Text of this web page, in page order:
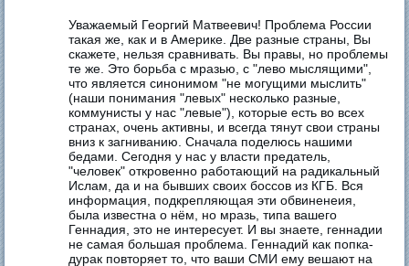
Уважаемый Георгий Матвеевич! Проблема России
такая же, как и в Америке. Две разные страны, Вы
скажете, нельзя сравнивать. Вы правы, но проблемы
те же. Это борьба с мразью, с "лево мыслящими",
что является синонимом "не могущими мыслить"
(наши понимания "левых" несколько разные,
коммунисты у нас "левые"), которые есть во всех
странах, очень активны, и всегда тянут свои страны
вниз к загниванию. Сначала поделюсь нашими
бедами. Сегодня у нас у власти предатель,
"человек" откровенно работающий на радикальный
Ислам, да и на бывших своих боссов из КГБ. Вся
информация, подкрепляющая эти обвиненеия,
была известна о нём, но мразь, типа вашего
Геннадия, это не интересует. И вы знаете, геннадии
не самая большая проблема. Геннадий как попка-
дурак повторяет то, что ваши СМИ ему вешают на